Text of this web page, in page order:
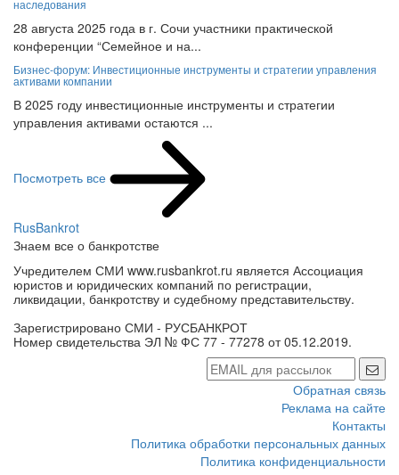
28 августа 2025 года в г. Сочи участники практической
конференции “Семейное и на...
Бизнес-форум: Инвестиционные инструменты и стратегии управления
активами компании
В 2025 году инвестиционные инструменты и стратегии
управления активами остаются ...
Знаем все о банкротстве
Учредителем СМИ www.rusbankrot.ru является Ассоциация
юристов и юридических компаний по регистрации,
ликвидации, банкротству и судебному представительству.
Зарегистрировано СМИ - РУСБАНКРОТ
Номер свидетельства ЭЛ № ФС 77 - 77278 от 05.12.2019.
Обратная связь
Реклама на сайте
Контакты
Политика обработки персональных данных
Политика конфиденциальности
Согласие на обработку персональных данных